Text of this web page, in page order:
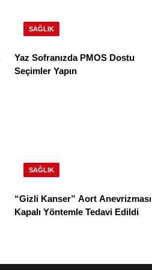
SAĞLIK
Yaz Sofranızda PMOS Dostu
Seçimler Yapın
SAĞLIK
“Gizli Kanser” Aort Anevrizması
Kapalı Yöntemle Tedavi Edildi